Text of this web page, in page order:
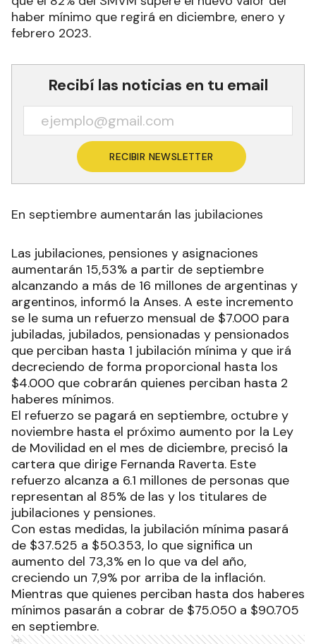
haber mínimo que regirá en diciembre, enero y
febrero 2023.
Recibí las noticias en tu email
RECIBIR NEWSLETTER
En septiembre aumentarán las jubilaciones
Las jubilaciones, pensiones y asignaciones
aumentarán 15,53% a partir de septiembre
alcanzando a más de 16 millones de argentinas y
argentinos, informó la Anses. A este incremento
se le suma un refuerzo mensual de $7.000 para
jubiladas, jubilados, pensionadas y pensionados
que perciban hasta 1 jubilación mínima y que irá
decreciendo de forma proporcional hasta los
$4.000 que cobrarán quienes perciban hasta 2
haberes mínimos.
El refuerzo se pagará en septiembre, octubre y
noviembre hasta el próximo aumento por la Ley
de Movilidad en el mes de diciembre, precisó la
cartera que dirige Fernanda Raverta. Este
refuerzo alcanza a 6.1 millones de personas que
representan al 85% de las y los titulares de
jubilaciones y pensiones.
Con estas medidas, la jubilación mínima pasará
de $37.525 a $50.353, lo que significa un
aumento del 73,3% en lo que va del año,
creciendo un 7,9% por arriba de la inflación.
Mientras que quienes perciban hasta dos haberes
mínimos pasarán a cobrar de $75.050 a $90.705
en septiembre.
Ads